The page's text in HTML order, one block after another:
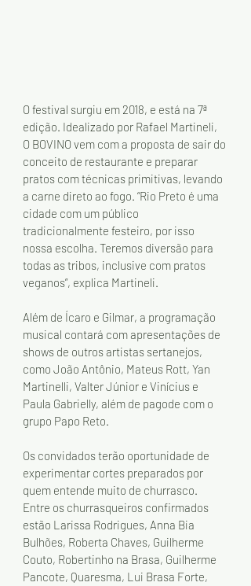
O festival surgiu em 2018, e está na 7ª
edição. Idealizado por Rafael Martineli,
O BOVINO vem com a proposta de sair do
conceito de restaurante e preparar
pratos com técnicas primitivas, levando
a carne direto ao fogo. “Rio Preto é uma
cidade com um público
tradicionalmente festeiro, por isso
nossa escolha. Teremos diversão para
todas as tribos, inclusive com pratos
veganos”, explica Martineli.
Além de Ícaro e Gilmar, a programação
musical contará com apresentações de
shows de outros artistas sertanejos,
como João Antônio, Mateus Rott, Yan
Martinelli, Valter Júnior e Vinícius e
Paula Gabrielly, além de pagode com o
grupo Papo Reto.
Os convidados terão oportunidade de
experimentar cortes preparados por
quem entende muito de churrasco.
Entre os churrasqueiros confirmados
estão Larissa Rodrigues, Anna Bia
Bulhões, Roberta Chaves, Guilherme
Couto, Robertinho na Brasa, Guilherme
Pancote, Quaresma, Lui Brasa Forte,